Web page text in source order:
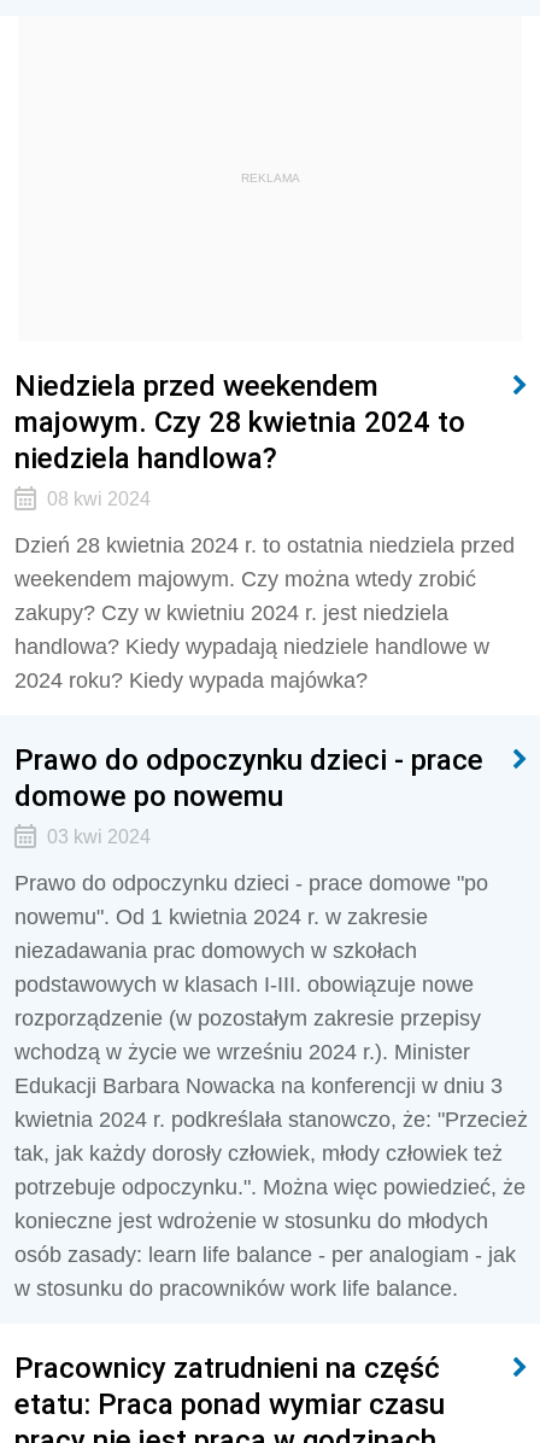
REKLAMA
Niedziela przed weekendem
majowym. Czy 28 kwietnia 2024 to
niedziela handlowa?
08 kwi 2024
Dzień 28 kwietnia 2024 r. to ostatnia niedziela przed
weekendem majowym. Czy można wtedy zrobić
zakupy? Czy w kwietniu 2024 r. jest niedziela
handlowa? Kiedy wypadają niedziele handlowe w
2024 roku? Kiedy wypada majówka?
Prawo do odpoczynku dzieci - prace
domowe po nowemu
03 kwi 2024
Prawo do odpoczynku dzieci - prace domowe "po
nowemu". Od 1 kwietnia 2024 r. w zakresie
niezadawania prac domowych w szkołach
podstawowych w klasach I-III. obowiązuje nowe
rozporządzenie (w pozostałym zakresie przepisy
wchodzą w życie we wrześniu 2024 r.). Minister
Edukacji Barbara Nowacka na konferencji w dniu 3
kwietnia 2024 r. podkreślała stanowczo, że: "Przecież
tak, jak każdy dorosły człowiek, młody człowiek też
potrzebuje odpoczynku.". Można więc powiedzieć, że
konieczne jest wdrożenie w stosunku do młodych
osób zasady: learn life balance - per analogiam - jak
w stosunku do pracowników work life balance.
Pracownicy zatrudnieni na część
etatu: Praca ponad wymiar czasu